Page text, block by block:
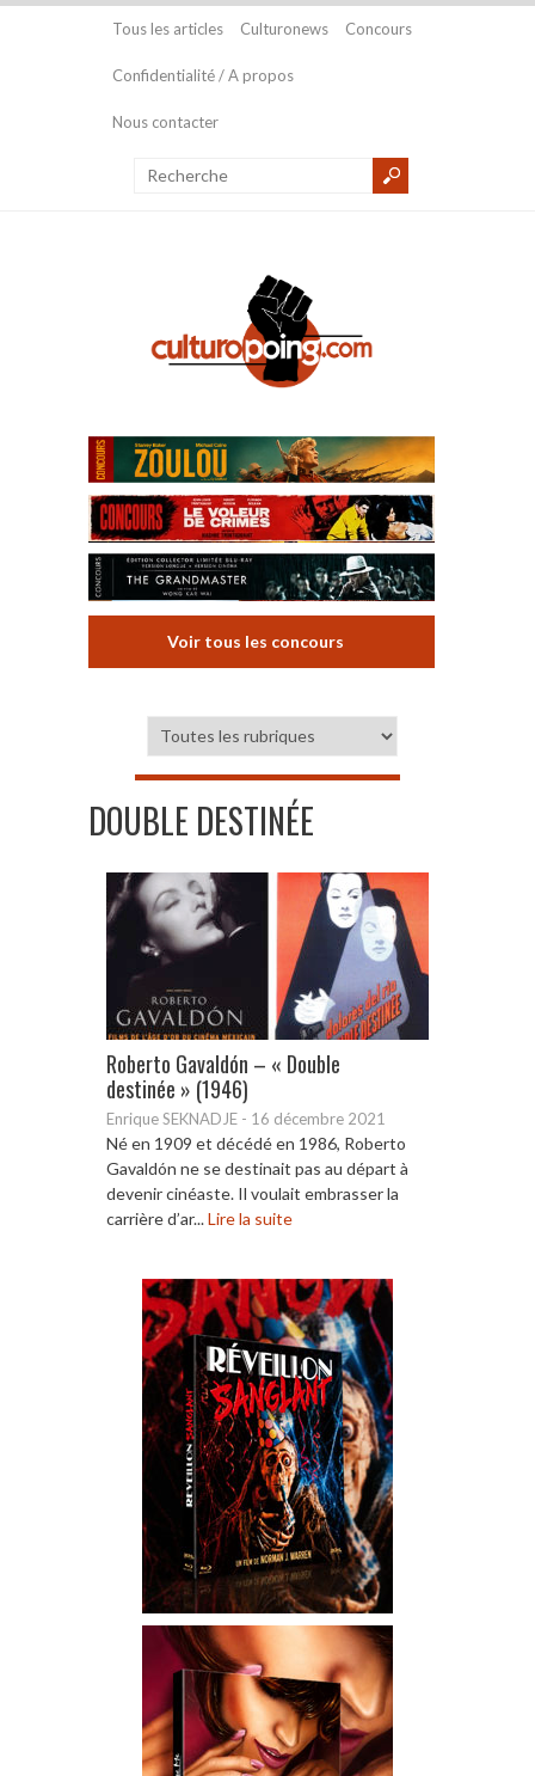
Tous les articles Culturonews Concours
Confidentialité / A propos
Nous contacter
Voir tous les concours
DOUBLE DESTINÉE
Roberto Gavaldón – « Double
destinée » (1946)
Enrique SEKNADJE - 16 décembre 2021
Né en 1909 et décédé en 1986, Roberto
Gavaldón ne se destinait pas au départ à
devenir cinéaste. Il voulait embrasser la
carrière d’ar...Lire la suite